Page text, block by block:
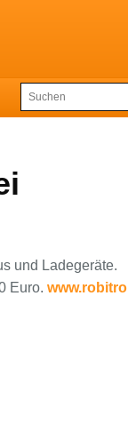
und Ladegeräte.
Euro. www.robitro